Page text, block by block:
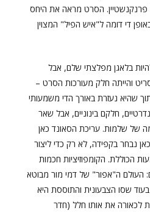
הסרט מראה את היחס
די דומה ל"איש הפיל" המצוין
בלאגן מפלצתי שלם, אבל
והייתה חלק מעורכות הסרט –
שהיא נעזרת באורך הדי משמעותי
חלקם בינוניים, אבל שאר
של שלמות. עריכת הסאונד כאן
נבחר בקפידה, לא רק כדי ליצור
הכוללת. הקומפוזיציות חכמות
העולם ה"אפור" של דמי מור מבוטא
בעוד שסו הצבעונית והתוססת היא
לכאורה את אותו חלל (חדר